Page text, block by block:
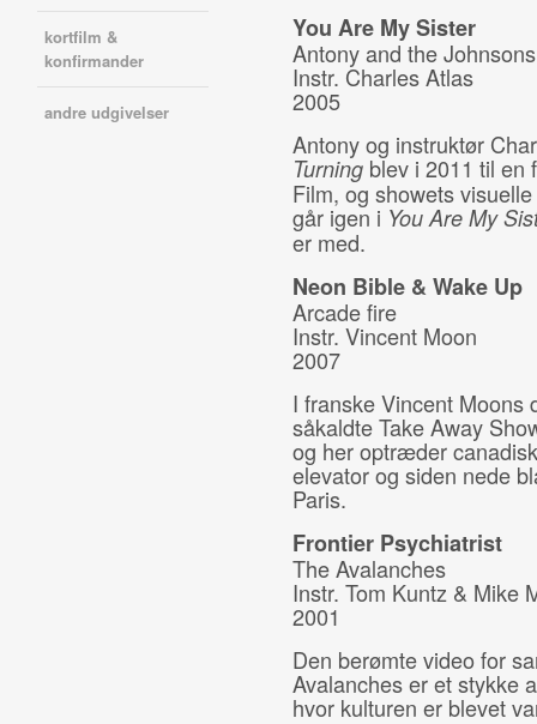
kortfilm &
konfirmander
andre udgivelser
You Are My Sister
Antony and the Johnsons
Instr. Charles Atlas
2005
Antony og instruktør
Turningblev i 2011 til en
Film, og showets
går igen i You Are My
er med.
Neon Bible & Wake Up
Arcade fire
Instr. Vincent Moon
2007
I franske Vincent Moons
såkaldte Take Away
og her optræder
elevator og siden nede
Paris.
Frontier Psychiatrist
The Avalanches
Instr. Tom Kuntz & Mike
2001
Den berømte video for
Avalanches er et stykke
hvor kulturen er blevet